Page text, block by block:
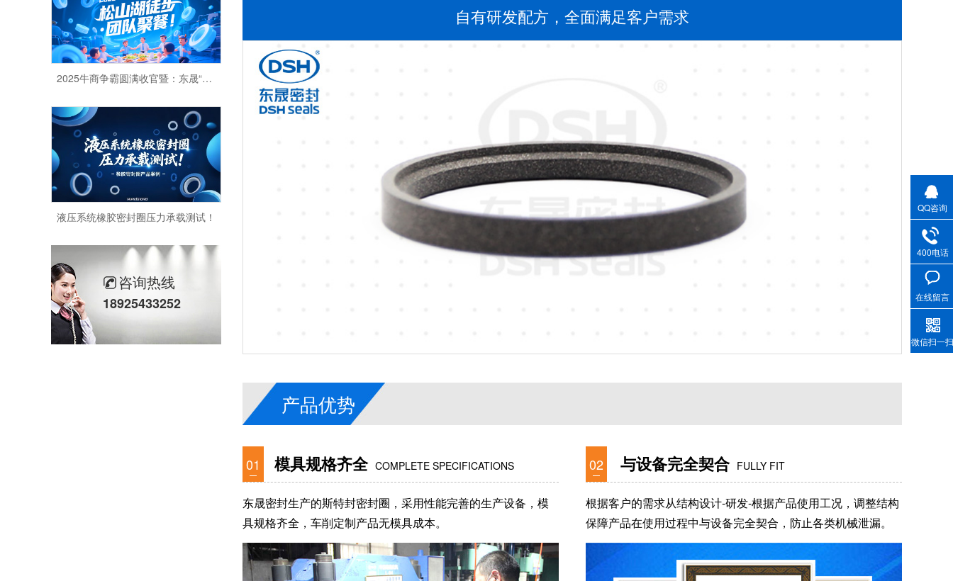
自有研发配方，全面满足客户需求
产品优势
01 模具规格齐全 COMPLETE SPECIFICATIONS
东晟密封生产的斯特封密封圈，采用性能完善的生产设备，模
具规格齐全，车削定制产品无模具成本。
02 与设备完全契合 FULLY FIT
根据客户的需求从结构设计-研发-根据产品使用工况，调整结构
保障产品在使用过程中与设备完全契合，防止各类机械泄漏。
2025牛商争霸圆满收官暨：东晟“松山湖徒步·团队聚餐”！
液压系统橡胶密封圈压力承载测试！
咨询热线
18925433252
QQ咨询
400电话
在线留言
微信扫一扫